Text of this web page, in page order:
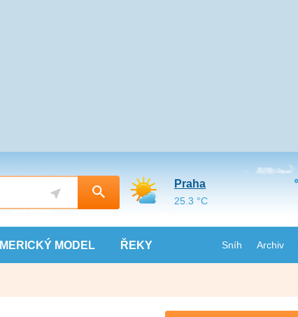
MODEL ŘEKY Sníh Archiv
Praha
25.3 °C